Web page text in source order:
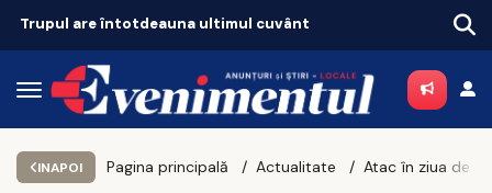
Trupul are întotdeauna ultimul cuvânt
INAPOI Pagina principală Actualitate